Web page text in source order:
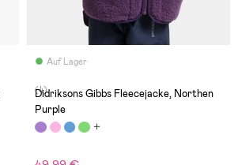
Auf Lager
(4)
Didriksons Gibbs Fleecejacke, Northen
Purple